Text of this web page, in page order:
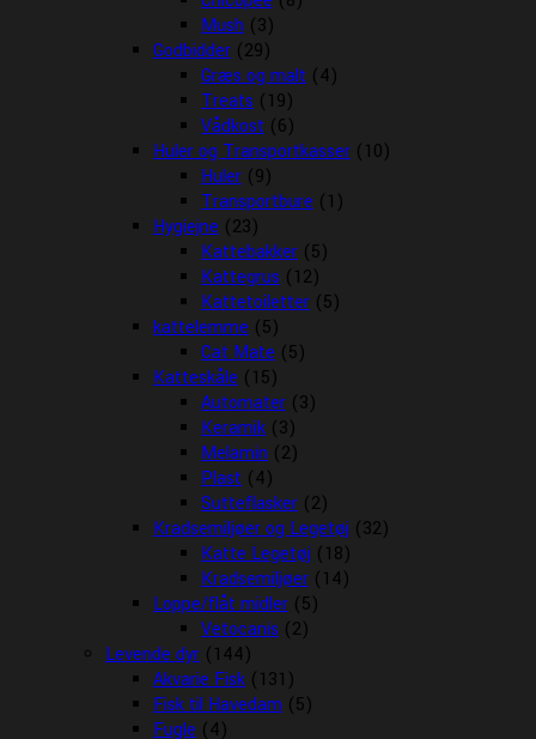
Mush (3)
Godbidder (29)
Græs og malt (4)
Treats (19)
Vådkost (6)
Huler og Transportkasser (10)
Huler (9)
Transportbure (1)
Hygiejne (23)
Kattebakker (5)
Kattegrus (12)
Kattetoiletter (5)
kattelemme (5)
Cat Mate (5)
Katteskåle (15)
Automater (3)
Keramik (3)
Melamin (2)
Plast (4)
Sutteflasker (2)
Kradsemiljøer og Legetøj (32)
Katte Legetøj (18)
Kradsemiljøer (14)
Loppe/flåt midler (5)
Vetocanis (2)
Levende dyr (144)
Akvarie Fisk (131)
Fisk til Havedam (5)
Fugle (4)